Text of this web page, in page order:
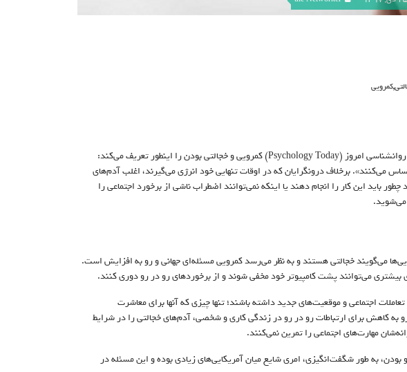
,کمرویی
پایین حاصل نوعی کمرویی اجتماعی است. مجله و سایت روانشناسی امروز (Psychology Today) کمرویی و خجالتی‌ بودن را اینطور تعریف می‌کند:
می‌کنند». برخلاف درو‌نگرایان که در اوقات تنهایی خود انرژی می‌گیرند، اغلب آدم‌های
باید این کار را انجام دهند یا اینکه نمی‌توانند اضطراب ناشی از برخورد اجتماعی را
می‌گویند خجالتی هستند و به نظر می‌رسد کمرویی مسئله‌ای جهانی و رو به افزایش است.
می‌توانند پشت کامپیوتر خود مخفی شوند و از برخورد‌های رو در رو دوری کنند.
اجتماعی و موقعیت‌های جدید داشته باشند؛ تنها چیزی که آنها برای معاشرت
کاهش برای ارتباطات رو در رو در زندگی کاری و شخصی، آدم‌های خجالتی را در شرایط
مهارت‌های اجتماعی را تمرین نمی‌کنند.
به طور شگفت‌انگیزی، امری شایع میان آمریکایی‌های زیادی بوده و این مسئله در